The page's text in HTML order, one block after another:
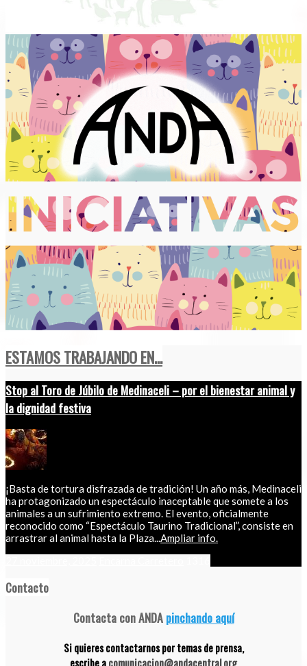
ESTAMOS TRABAJANDO EN...
Stop al Toro de Júbilo de Medinaceli – por el bienestar animal y
la dignidad festiva
¡Basta de tortura disfrazada de tradición! Un año más, Medinaceli
ha protagonizado un espectáculo inaceptable que somete a los
animales a un sufrimiento extremo. El evento, oficialmente
reconocido como “Espectáculo Taurino Tradicional”, consiste en
arrastrar al animal hasta la Plaza...Ampliar info.
Contacto
Contacta con ANDApinchando aquí
Si quieres contactarnos por temas de prensa,
escribe acomunicacion@andacentral.org